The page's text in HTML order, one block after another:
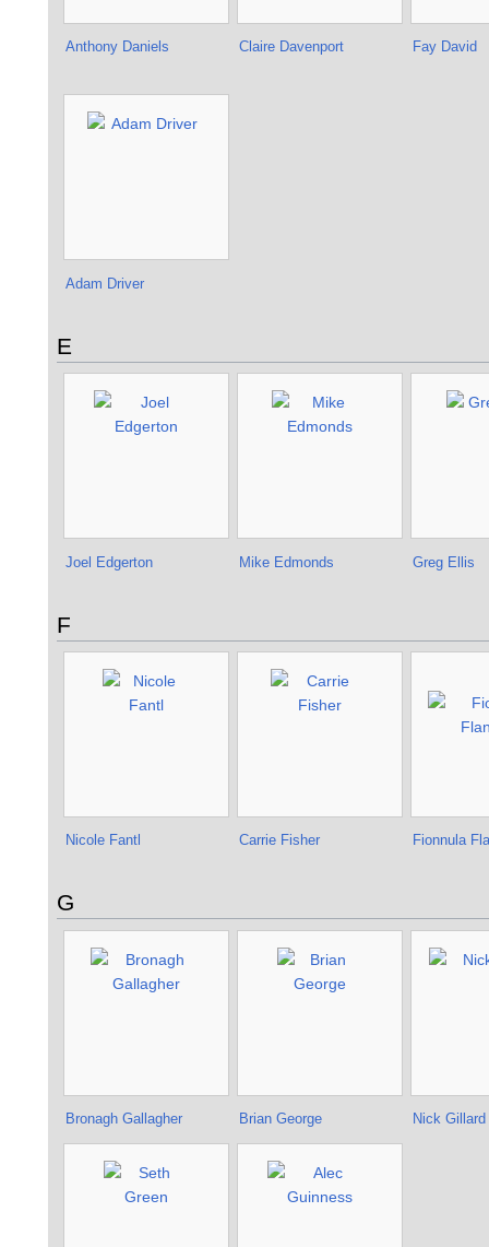
Anthony Daniels Claire Davenport Fay David
Adam Driver
E
Joel Edgerton Mike Edmonds Greg Ellis
F
Nicole Fantl Carrie Fisher Fionnula
G
Bronagh Gallagher Brian George Nick Gillard